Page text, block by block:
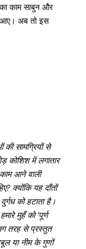
काम साबुन और
अब तो इस
सामग्रियों से
कोशिश में लगातार
आने वाली
क्योंकि यह दाँतों
को हटाता है।
मुहँ को ‘पूर्ण
तरह से प्रस्तुत
या नीम के गुणों